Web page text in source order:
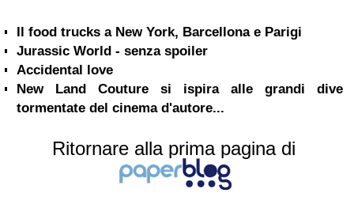
Il food trucks a New York, Barcellona e Parigi
Jurassic World - senza spoiler
Accidental love
New Land Couture si ispira alle grandi dive
tormentate del cinema d'autore...
Ritornare alla prima pagina di